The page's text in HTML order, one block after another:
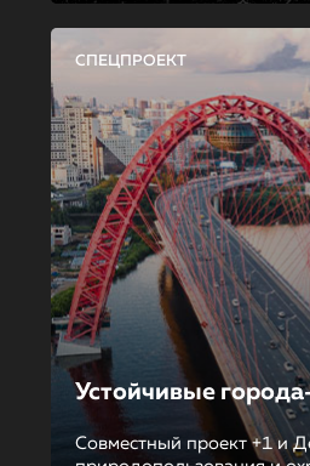
СПЕЦПРОЕКТ
Устойчивые
Совместный проект +1 и